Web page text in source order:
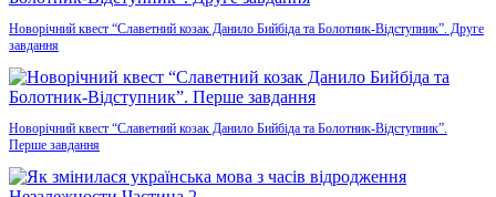
Новорічний квест “Славетний козак Данило Бийбіда та Болотник-Відступник”. Друге
завдання
Новорічний квест “Славетний козак Данило Бийбіда та Болотник-Відступник”.
Перше завдання